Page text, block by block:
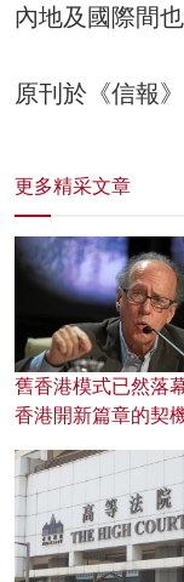
內地及國際間
原刊於《信報
更多精采文章
舊香港模式已然落
香港開新篇章的契